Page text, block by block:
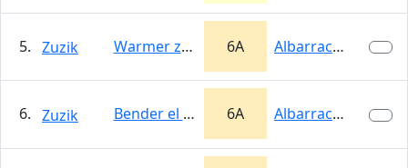
5. Zuzik Warmer zone 6A Albarracín
6. Zuzik Bender el que ofender 6A Albarracín